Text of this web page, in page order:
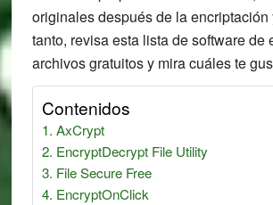
originales después de la encriptación
tanto, revisa esta lista de software de
archivos gratuitos y mira cuáles te
Contenidos
AxCrypt
EncryptDecrypt File Utility
File Secure Free
EncryptOnClick